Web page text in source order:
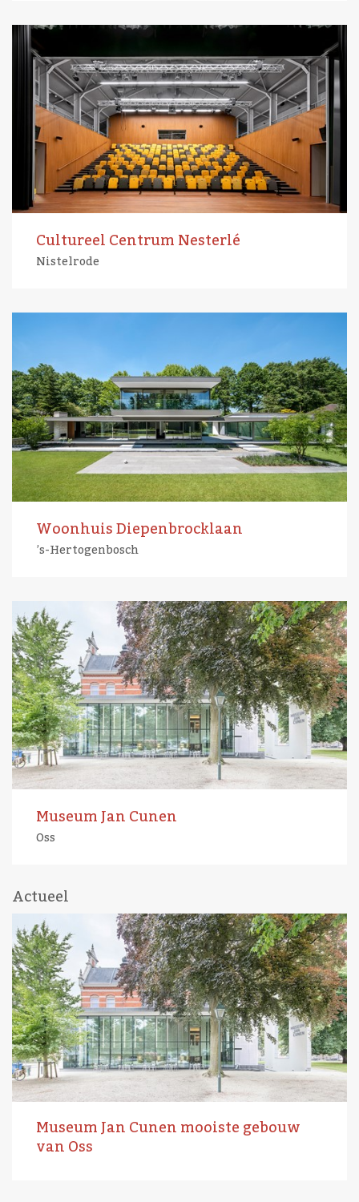
Cultureel Centrum Nesterlé
Nistelrode
Woonhuis Diepenbrocklaan
’s-Hertogenbosch
Museum Jan Cunen
Oss
Actueel
Museum Jan Cunen mooiste gebouw
van Oss